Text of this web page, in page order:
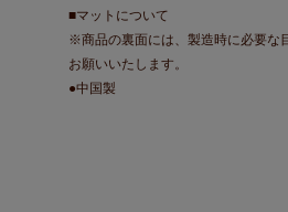
■マットについて
※商品の裏面には、製造時に必要な
お願いいたします。
●中国製